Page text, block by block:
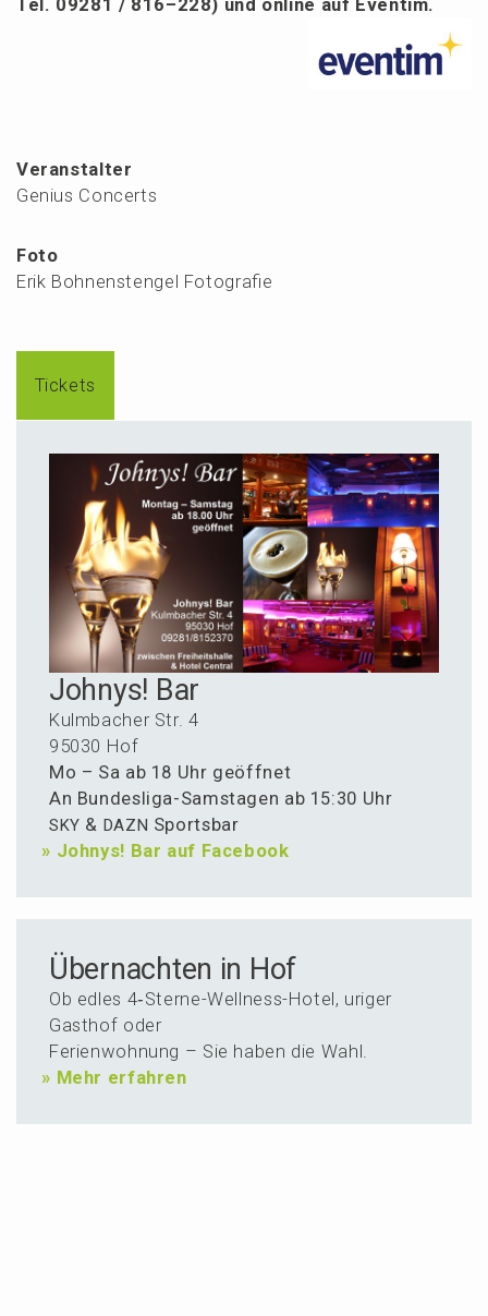
Tel. 09281 / 816–228) und online auf Eventim.
Veranstalter
Genius Concerts
Foto
Erik Bohnenstengel Fotografie
Tickets
Johnys! Bar
Kulmba­cher Str. 4
95030 Hof
Mo – Sa ab 18 Uhr geöffnet
An Bundes­li­ga-Samsta­gen ab 15:30 Uhr
SKY & DAZN Sportsbar
» Johnys! Bar auf Facebook
Über­nachten in Hof
Ob edles 4‑Ster­ne-Wellness-Hotel, uriger
Gasthof oder
Ferien­woh­nung – Sie haben die Wahl.
» Mehr erfahren